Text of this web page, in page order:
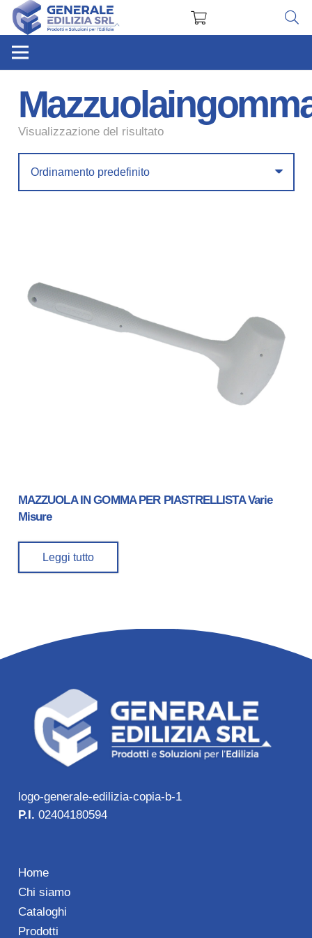
Visualizzazione del risultato
MAZZUOLA IN GOMMA PER PIASTRELLISTA Varie
Misure
Leggi tutto
logo-generale-edilizia-copia-b-1
P.I. 02404180594
Home
Chi siamo
Cataloghi
Prodotti